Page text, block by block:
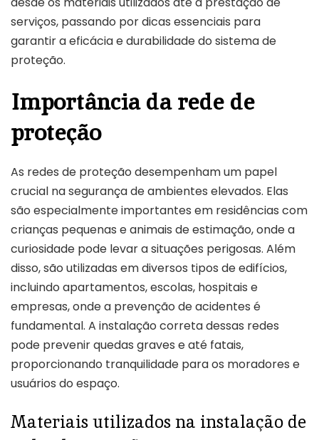
serviços, passando por dicas essenciais para
garantir a eficácia e durabilidade do sistema de
proteção.
Importância da rede de
proteção
As redes de proteção desempenham um papel
crucial na segurança de ambientes elevados. Elas
são especialmente importantes em residências com
crianças pequenas e animais de estimação, onde a
curiosidade pode levar a situações perigosas. Além
disso, são utilizadas em diversos tipos de edifícios,
incluindo apartamentos, escolas, hospitais e
empresas, onde a prevenção de acidentes é
fundamental. A instalação correta dessas redes
pode prevenir quedas graves e até fatais,
proporcionando tranquilidade para os moradores e
usuários do espaço.
Materiais utilizados na instalação de